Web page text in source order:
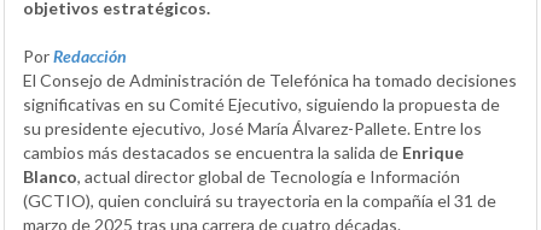
objetivos estratégicos.
PorRedacción
El Consejo de Administración de Telefónica ha tomado decisiones
significativas en su Comité Ejecutivo, siguiendo la propuesta de
su presidente ejecutivo, José María Álvarez-Pallete. Entre los
cambios más destacados se encuentra la salida de Enrique
Blanco, actual director global de Tecnología e Información
(GCTIO), quien concluirá su trayectoria en la compañía el 31 de
marzo de 2025 tras una carrera de cuatro décadas.